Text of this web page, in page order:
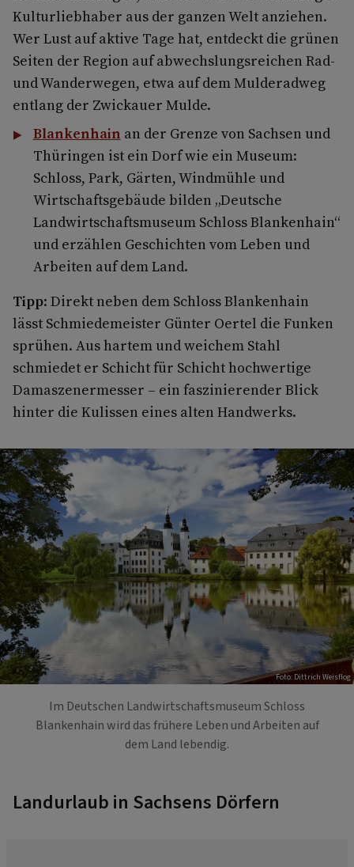
Kulturliebhaber aus der ganzen Welt anziehen.
Wer Lust auf aktive Tage hat, entdeckt die grünen
Seiten der Region auf abwechslungsreichen Rad-
und Wanderwegen, etwa auf dem Mulderadweg
entlang der Zwickauer Mulde.
Blankenhain an der Grenze von Sachsen und
Thüringen ist ein Dorf wie ein Museum:
Schloss, Park, Gärten, Windmühle und
Wirtschaftsgebäude bilden „Deutsche
Landwirtschaftsmuseum Schloss Blankenhain“
und erzählen Geschichten vom Leben und
Arbeiten auf dem Land.
Tipp: Direkt neben dem Schloss Blankenhain
lässt Schmiedemeister Günter Oertel die Funken
sprühen. Aus hartem und weichem Stahl
schmiedet er Schicht für Schicht hochwertige
Damaszenermesser – ein faszinierender Blick
hinter die Kulissen eines alten Handwerks.
Foto: Dittrich Weisflog
Im Deutschen Landwirtschaftsmuseum Schloss
Blankenhain wird das frühere Leben und Arbeiten auf
dem Land lebendig.
Landurlaub in Sachsens Dörfern